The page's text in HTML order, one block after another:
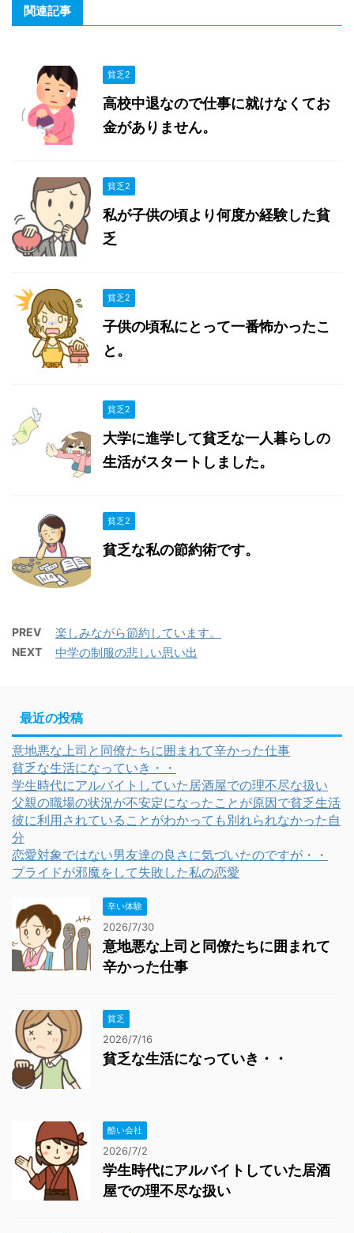
関連記事
貧乏2
高校中退なので仕事に就けなくてお
金がありません。
貧乏2
私が子供の頃より何度か経験した貧
乏
貧乏2
子供の頃私にとって一番怖かったこ
と。
貧乏2
大学に進学して貧乏な一人暮らしの
生活がスタートしました。
貧乏2
貧乏な私の節約術です。
PREV 楽しみながら節約しています。
NEXT 中学の制服の悲しい思い出
最近の投稿
意地悪な上司と同僚たちに囲まれて辛かった仕事
貧乏な生活になっていき・・
学生時代にアルバイトしていた居酒屋での理不尽な扱い
父親の職場の状況が不安定になったことが原因で貧乏生活
彼に利用されていることがわかっても別れられなかった自
分
恋愛対象ではない男友達の良さに気づいたのですが・・
プライドが邪魔をして失敗した私の恋愛
辛い体験
2026/7/30
意地悪な上司と同僚たちに囲まれて
辛かった仕事
貧乏
2026/7/16
貧乏な生活になっていき・・
酷い会社
2026/7/2
学生時代にアルバイトしていた居酒
屋での理不尽な扱い